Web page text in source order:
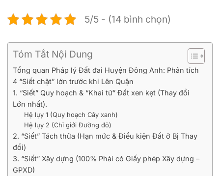
5/5 - (14 bình chọn)
Tóm Tắt Nội Dung
Tổng quan Pháp lý Đất đai Huyện Đông Anh: Phân tích
4 “Siết chặt” lớn trước khi Lên Quận
1. “Siết” Quy hoạch & “Khai tử” Đất xen kẹt (Thay đổi
Lớn nhất).
Hệ lụy 1 (Quy hoạch Cây xanh)
Hệ lụy 2 (Chỉ giới Đường đỏ)
2. “Siết” Tách thửa (Hạn mức & Điều kiện Đất ở Bị Thay
đổi)
3. “Siết” Xây dựng (100% Phải có Giấy phép Xây dựng –
GPXD)